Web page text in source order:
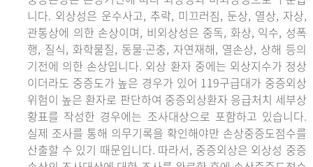
니다. 외상성은 운수사고, 추락, 미끄러짐, 둔상, 열상, 자상,
관통상에 의한 손상이며, 비외상성은 중독, 화상, 익수, 성폭
행, 질식, 화학물질, 동물·곤충, 자연재해, 열손상, 상해 등의
기전에 의한 손상입니다. 외상 환자 중에는 외상지수가 정상
이더라도 중증도가 높은 경우가 있어 119구급대가 중증외상
위험이 높은 환자로 판단하여 중증외상환자 응급처치 세부상
황표를 작성한 경우에는 조사대상으로 포함하고 있습니다.
실제 조사를 통해 의무기록을 확인해야만 손상중증도점수를
산출할 수 있기 때문입니다. 따라서, 중증외상은 외상성 중증